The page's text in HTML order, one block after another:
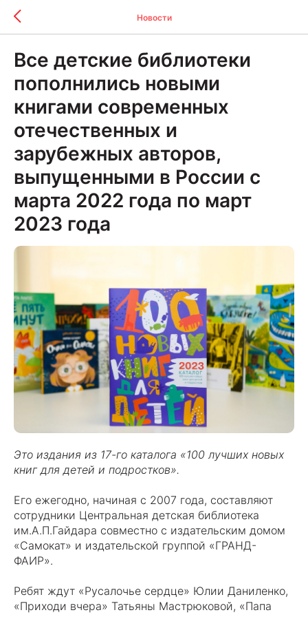
Новости
Все детские библиотеки
пополнились новыми
книгами современных
отечественных и
зарубежных авторов,
выпущенными в России с
марта 2022 года по март
2023 года
Это издания из 17-го каталога «100 лучших новых
книг для детей и подростков».
Его ежегодно, начиная с 2007 года, составляют
сотрудники Центральная детская библиотека
им.А.П.Гайдара совместно с издательским домом
«Самокат» и издательской группой «ГРАНД-
ФАИР».
Ребят ждут «Русалочье сердце» Юлии Даниленко,
«Приходи вчера» Татьяны Мастрюковой, «Папа